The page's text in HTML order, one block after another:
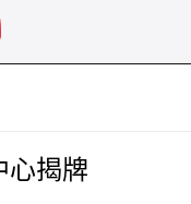
心揭牌